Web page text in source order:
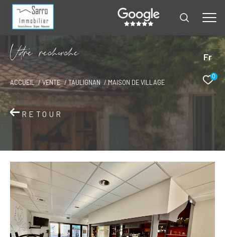
Fr
0
Vore recece
ACCUEIL VENTE TAULIGNAN MAISON DE VILLAGE
RETOUR